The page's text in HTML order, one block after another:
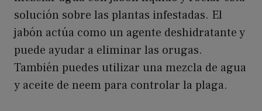
solución sobre las plantas infestadas. El
jabón actúa como un agente deshidratante y
puede ayudar a eliminar las orugas.
También puedes utilizar una mezcla de agua
y aceite de neem para controlar la plaga.